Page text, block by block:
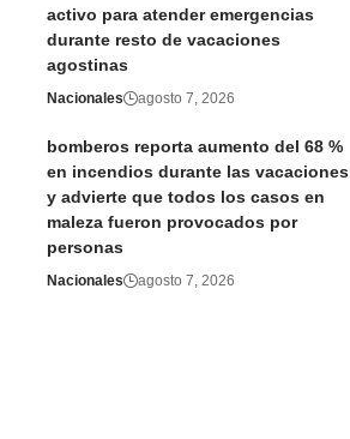
activo para atender emergencias
durante resto de vacaciones
agostinas
Nacionales agosto 7, 2026
bomberos reporta aumento del 68 %
en incendios durante las vacaciones
y advierte que todos los casos en
maleza fueron provocados por
personas
Nacionales agosto 7, 2026